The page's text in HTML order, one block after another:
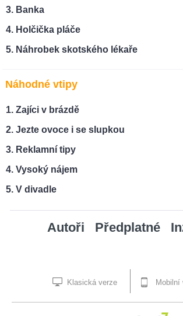
Banka
Holčička pláče
Náhrobek skotského lékaře
Náhodné vtipy
Zajíci v brázdě
Jezte ovoce i se slupkou
Reklamní tipy
Vysoký nájem
V divadle
Autoři Předplatné
Klasická verze Mobilní